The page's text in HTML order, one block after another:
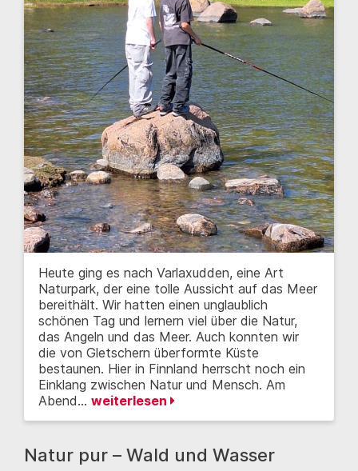
Heute ging es nach Varlaxudden, eine Art
Naturpark, der eine tolle Aussicht auf das Meer
bereithält. Wir hatten einen unglaublich
schönen Tag und lernern viel über die Natur,
das Angeln und das Meer. Auch konnten wir
die von Gletschern überformte Küste
bestaunen. Hier in Finnland herrscht noch ein
Einklang zwischen Natur und Mensch. Am
Abend… weiterlesen
Natur pur – Wald und Wasser